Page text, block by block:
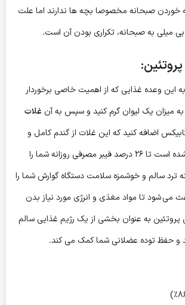
خوردن صبحانه مخصوصا بچه ها ندارند اما علت
میلی به صبحانه، تکراری بودن آن است.
این وعده غذایی که از اهمیت خاصی برخوردار
به میزان یک لیوان گرم کنید و سپس به آن غلات
اضافه کنید که این غلات از گندم کامل و
سبوس گندم ساخته شده است تا ۲۶ درصد فیبر مصرفی روزانه شما را
ترد سالم و خوشمزه سلامت دستگاه گوارش شما را
می شود تا مواد مغذی و انرژی مورد نیاز بدن
به عنوان بخشی از یک رژیم غذایی سالم
و حفظ توده عضلانی شما کمک می کند.